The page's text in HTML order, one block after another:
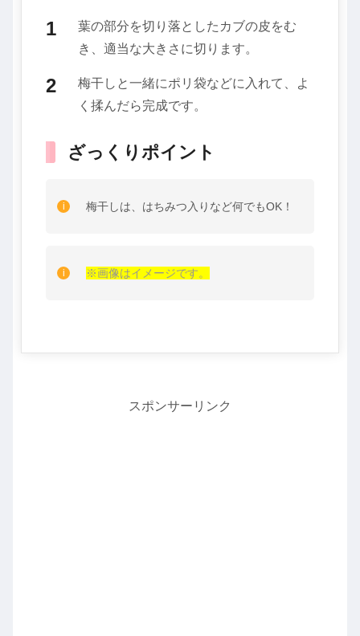
葉の部分を切り落としたカブの皮をむ
き、適当な大きさに切ります。
梅干しと一緒にポリ袋などに入れて、よ
く揉んだら完成です。
ざっくりポイント
梅干しは、はちみつ入りなど何でもOK！
※画像はイメージです。
スポンサーリンク